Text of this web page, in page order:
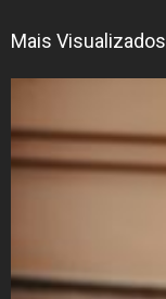
Mais Visualizados